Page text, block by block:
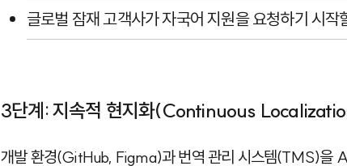
글로벌 잠재 고객사가 자국어 지원을 요청하기 시작
3단계: 지속적 현지화(Continuous
개발 환경(GitHub, Figma)과 번역 관리 시스템(TMS)을